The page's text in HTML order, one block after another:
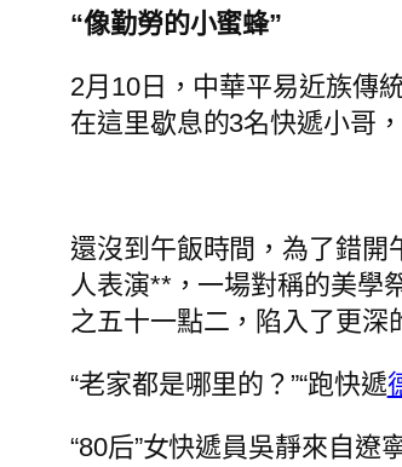
“像勤勞的小蜜蜂”
2月10日，中華平易近族傳
在這里歇息的3名快遞小哥
還沒到午飯時間，為了錯開
人表演**，一場對稱的美學
之五十一點二，陷入了更深
“老家都是哪里的？”“跑快遞
“80后”女快遞員吳靜來自遼